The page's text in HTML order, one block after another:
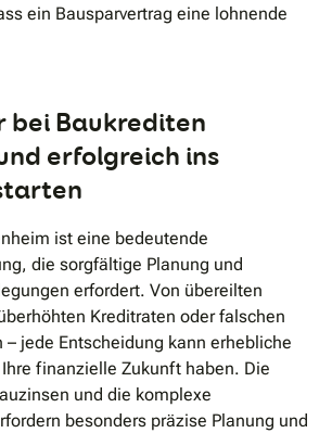
ein Bausparvertrag eine lohnende
bei Baukrediten
erfolgreich ins
ist eine bedeutende
die sorgfältige Planung und
erfordert. Von übereilten
Kreditraten oder falschen
jede Entscheidung kann erhebliche
finanzielle Zukunft haben. Die
und die komplexe
besonders präzise Planung und